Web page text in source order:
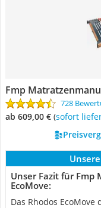
Fmp
728
ab 609,00 € ( Sofort
Unser Fazit für
EcoMove:
Das Rhodos